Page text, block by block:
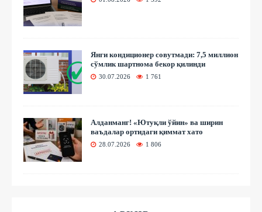
Янги кондиционер совутмади: 7,5 миллион
сўмлик шартнома бекор қилинди
30.07.2026 1 761
Алданманг! «Ютуқли ўйин» ва ширин
ваъдалар ортидаги қиммат хато
28.07.2026 1 806